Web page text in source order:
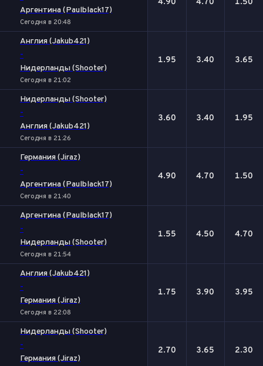
Аргентина (Paulblack17)
Сегодня в 20:48
4.90 4.70 1.50
Англия (Jakub421)
-
Нидерланды (Shooter)
Сегодня в 21:02
1.95 3.40 3.65
Нидерланды (Shooter)
-
Англия (Jakub421)
Сегодня в 21:26
3.60 3.40 1.95
Германия (Jiraz)
-
Аргентина (Paulblack17)
Сегодня в 21:40
4.90 4.70 1.50
Аргентина (Paulblack17)
-
Нидерланды (Shooter)
Сегодня в 21:54
1.55 4.50 4.70
Англия (Jakub421)
-
Германия (Jiraz)
Сегодня в 22:08
1.75 3.90 3.95
Нидерланды (Shooter)
-
Германия (Jiraz)
2.70 3.65 2.30